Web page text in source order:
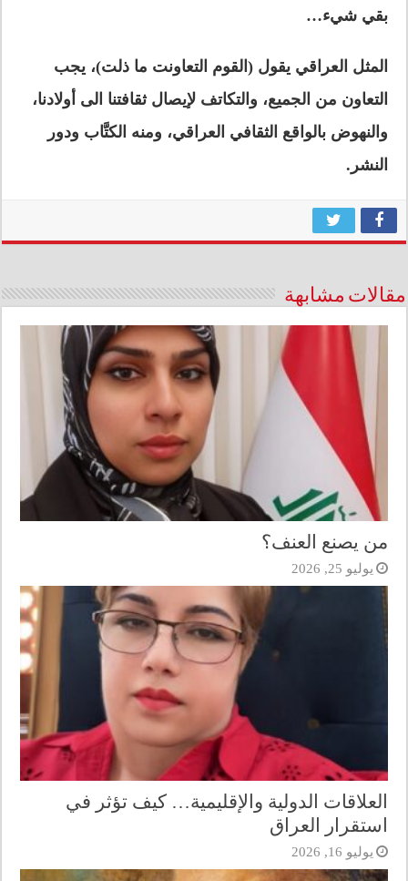
بقي شيء…
المثل العراقي يقول(القوم التعاونت ما ذلت)، يجب
التعاون من الجميع، والتكاتف لإيصال ثقافتنا الى أولادنا،
والنهوض بالواقع الثقافي العراقي، ومنه الكتَّاب ودور
النشر.
مقالات مشابهة
من يصنع العنف؟
يوليو 25, 2026
العلاقات الدولية والإقليمية… كيف تؤثر في
استقرار العراق
يوليو 16, 2026